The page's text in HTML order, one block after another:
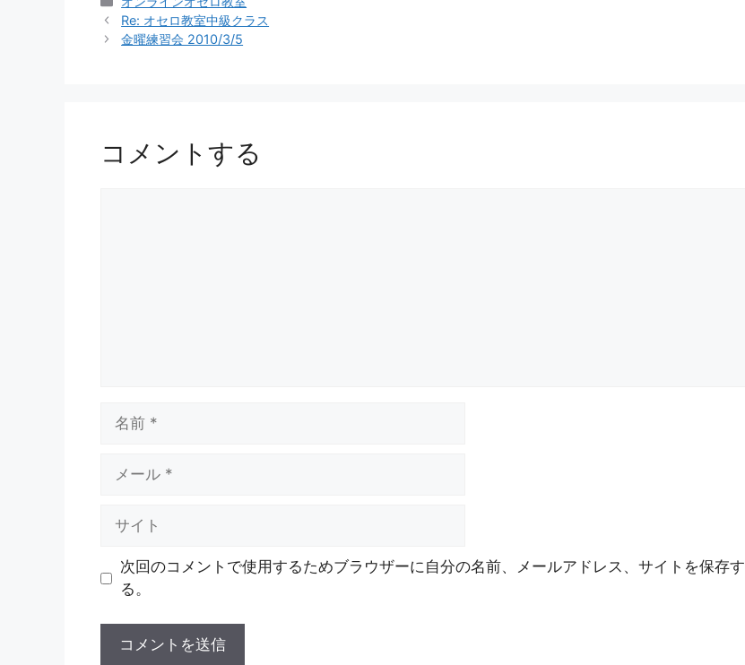
テ
ゴ
Re: オセロ教室中級クラス
金曜練習会 2010/3/5
コメントする
次回のコメントで使用するためブラウザーに自分の名前、メールアドレス、サイトを保存す
る。